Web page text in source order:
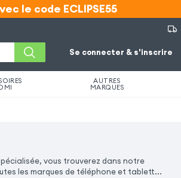
le code ECLIPSE55
le code ECLIPSE55
Se connecter & s'inscrire
AUTRES
MARQUES
vous trouverez dans notre
les marques de téléphone et tablett...